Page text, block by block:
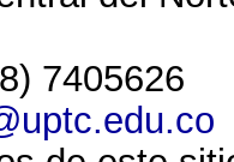
7405626